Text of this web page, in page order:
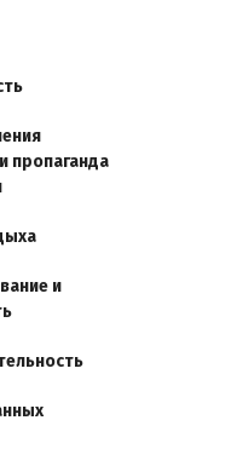
пропаганда
и